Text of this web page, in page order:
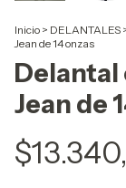
Inicio > DELANTALES
Jean de 14 onzas
Delantal
Jean de